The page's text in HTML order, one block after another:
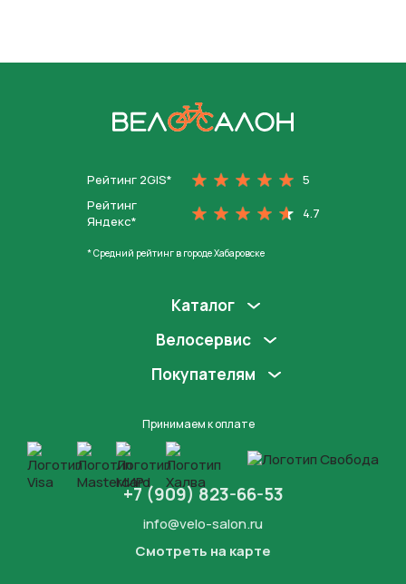
Рейтинг 2GIS*
5
Рейтинг
Яндекс*
4.7
* Средний рейтинг в городе Хабаровске
Каталог
Велосервис
Покупателям
Принимаем к оплате
+7 (909) 823-66-53
info@velo-salon.ru
Смотреть на карте